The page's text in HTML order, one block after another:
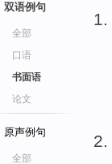
双语例句
全部
口语
书面语
论文
原声例句
全部